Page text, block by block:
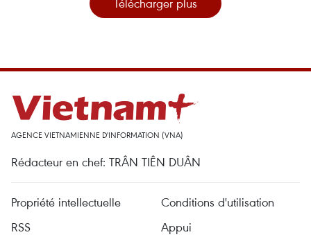
AGENCE VIETNAMIENNE D'INFORMATION (VNA)
Rédacteur en chef: TRÂN TIÊN DUÂN
Propriété intellectuelle
Conditions d'utilisation
RSS
Appui